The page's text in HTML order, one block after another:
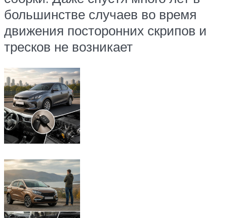
большинстве случаев во время
движения посторонних скрипов и
тресков не возникает